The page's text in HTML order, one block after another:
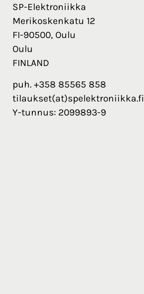
SP-Elektroniikka
Merikoskenkatu 12
FI-90500, Oulu
Oulu
FINLAND
puh. +358 85565 858
tilaukset(at)spelektroniikka.fi
Y-tunnus: 2099893-9